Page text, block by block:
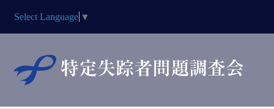
Select Language ▼